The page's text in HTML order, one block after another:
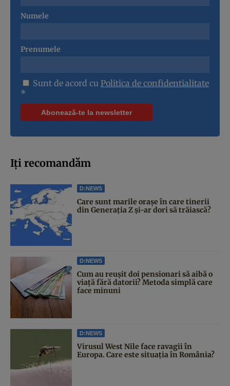
Numele
Prenumele
Sunt de acord cu Politica de confidentialitate
*
Iți recomandăm
D:NEWS
Care sunt marile orașe în care tinerii
din Generația Z și-ar dori să trăiască?
D:NEWS
Cum au reușit doi pensionari să aibă o
viață fără datorii? Metoda simplă care
face minuni
D:NEWS
Virusul West Nile face ravagii în
Europa. Care este situația în România?